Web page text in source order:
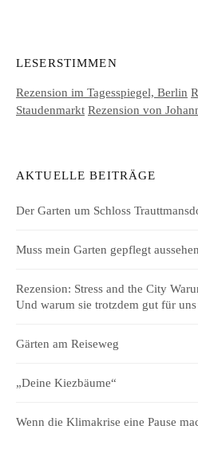
LESERSTIMMEN
Rezension im Tagesspiegel, Berlin
Staudenmarkt Rezension von
AKTUELLE BEITRÄGE
Der Garten um Schloss
Muss mein Garten gepflegt
Rezension: Stress and the City
Und warum sie trotzdem gut für
Gärten am Reiseweg
„Deine Kiezbäume“
Wenn die Klimakrise eine Pause